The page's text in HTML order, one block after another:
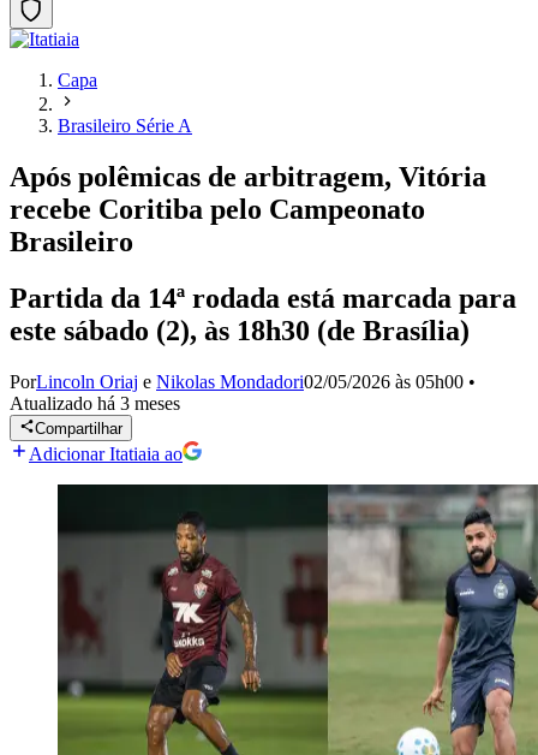
Capa
Brasileiro Série A
Após polêmicas de arbitragem, Vitória
recebe Coritiba pelo Campeonato
Brasileiro
Partida da 14ª rodada está marcada para
este sábado (2), às 18h30 (de Brasília)
PorLincoln Oriaj e Nikolas Mondadori02/05/2026 às 05h00 •
Atualizado há 3 meses
Compartilhar
Adicionar Itatiaia ao